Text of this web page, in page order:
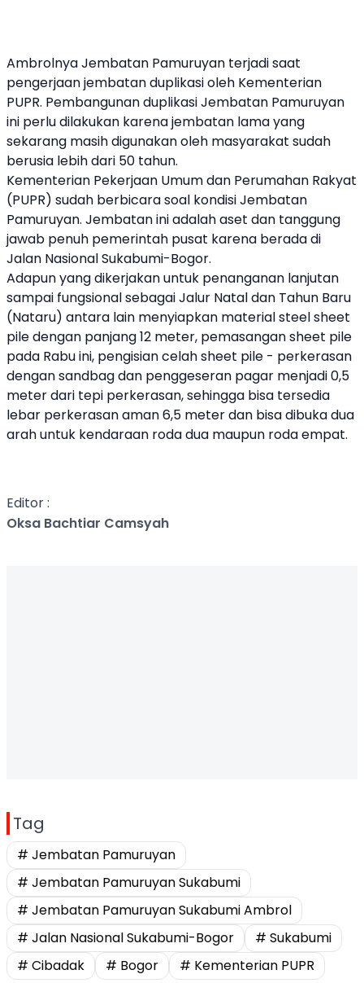
Ambrolnya Jembatan Pamuruyan terjadi saat
pengerjaan jembatan duplikasi oleh Kementerian
PUPR. Pembangunan duplikasi Jembatan Pamuruyan
ini perlu dilakukan karena jembatan lama yang
sekarang masih digunakan oleh masyarakat sudah
berusia lebih dari 50 tahun.
Kementerian Pekerjaan Umum dan Perumahan Rakyat
(PUPR) sudah berbicara soal kondisi Jembatan
Pamuruyan. Jembatan ini adalah aset dan tanggung
jawab penuh pemerintah pusat karena berada di
Jalan Nasional Sukabumi-Bogor.
Adapun yang dikerjakan untuk penanganan lanjutan
sampai fungsional sebagai Jalur Natal dan Tahun Baru
(Nataru) antara lain menyiapkan material steel sheet
pile dengan panjang 12 meter, pemasangan sheet pile
pada Rabu ini, pengisian celah sheet pile - perkerasan
dengan sandbag dan penggeseran pagar menjadi 0,5
meter dari tepi perkerasan, sehingga bisa tersedia
lebar perkerasan aman 6,5 meter dan bisa dibuka dua
arah untuk kendaraan roda dua maupun roda empat.
Editor :
Oksa Bachtiar Camsyah
Tag
# Jembatan Pamuruyan
# Jembatan Pamuruyan Sukabumi
# Jembatan Pamuruyan Sukabumi Ambrol
# Jalan Nasional Sukabumi-Bogor
# Sukabumi
# Cibadak
# Bogor # Kementerian PUPR